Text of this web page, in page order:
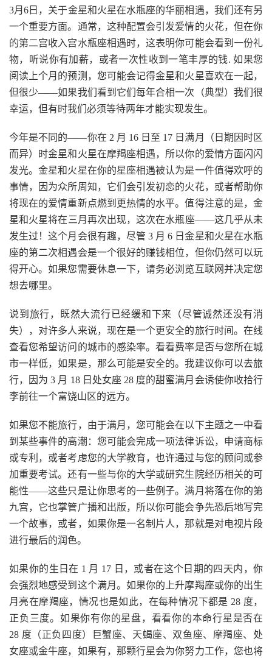
3月6日，关于金星和火星在水瓶座的华丽相遇，我们还有另
一个重要方面。通常，这种配置会引发爱情的火花，但在你
的第二宫收入宫水瓶座相遇时，这表明你可能会看到一份礼
物，听说你有加薪，或者一次性收到一笔丰厚的钱. 如果您
阅读上个月的预测，您可能会记得金星和火星喜欢在一起，
但很少——如果我们看到它们每年合相一次（典型）我们很
幸运，但有时我们必须等待两年才能实现发生。
今年是不同的——你在 2 月 16 日至 17 日满月（日期因时区
而异）时金星和火星在摩羯座相遇，所以你的爱情方面闪闪
发光。金星和火星在你的星座相遇被认为是一件值得欢呼的
事情，因为众所周知，它们会引发初恋的火花，或者帮助你
将现在的爱情重新点燃到更热情的水平。值得注意的是，金
星和火星将在三月再次出现，这次在水瓶座——这几乎从未
发生过！这个月会很有趣，尽管 3 月 6 日金星和火星在水瓶
座的第二次相遇会是一个很好的赚钱相位，但你仍然可以玩
得开心。如果您需要休息一下，请务必浏览互联网并决定您
想去哪里。
说到旅行，既然大流行已经缓和下来（尽管诚然还没有消
失），对许多人来说，现在是一个更安全的旅行时间。在线
查看您希望访问的城市的感染率。看看费率是否与您所在城
市一样低，如果是，那么可能是安全的。我建议你可以去旅
行，因为 3 月 18 日处女座 28 度的甜蜜满月会诱使你收拾行
李前往一个富饶山区的远方。
如果您不能旅行，由于满月，您可能会在以下主题之一中看
到某些事件的高潮：您可能会完成一项法律诉讼，申请商标
或专利，或者考虑您的大学教育，也许通过与您的顾问或参
加重要考试。还有一些与你的大学或研究生院经历相关的可
能性——这些只是让你思考的一些例子。满月将落在你的第
九宫，它也掌管广播和出版，所以你可能会争先恐后地写完
一个故事，或者，如果你是一名制片人，那就是对电视片段
进行最后的润色。
如果你的生日在 1 月 17 日，或者在这个日期的四天内，你
会强烈地感受到这个满月。如果你的上升摩羯座或你的出生
月亮在摩羯座，情况也是如此，在每种情况下都是 28 度，
正负三度。如果你有你的星盘，看看你的本命行星是否在
28 度（正负四度）巨蟹座、天蝎座、双鱼座、摩羯座、处
女座或金牛座，如果有，那颗行星会为你努力工作，您也将